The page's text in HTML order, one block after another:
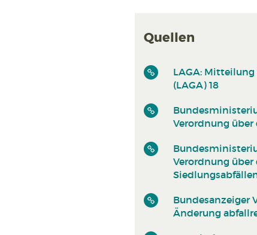
Quellen
LAGA:
(LAGA) 18
Verordnung über
Verordnung
Bundesanzeiger
Änderung